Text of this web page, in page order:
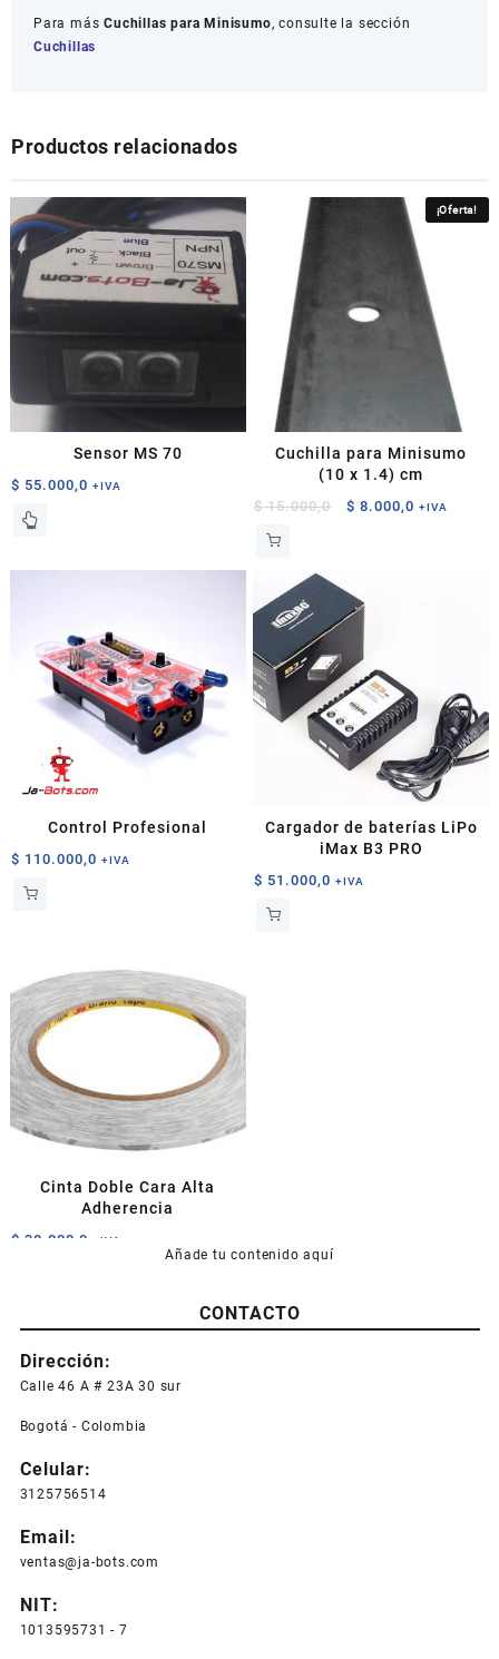
Para másCuchillas para Minisumo, consulte la sección
Cuchillas
Productos relacionados
Sensor MS 70
$ 55.000,0 +IVA
¡Oferta!
Cuchilla para Minisumo
(10 x 1.4) cm
$15.000,0
El
$ 15.000,0.
$ 8.000,0 El
+IVA
Control Profesional
$ 110.000,0 +IVA
Cargador de baterías LiPo
iMax B3 PRO
$ 51.000,0 +IVA
Cinta Doble Cara Alta
Adherencia
$ 30.000,0 +IVA
Añade tu contenido aquí
CONTACTO
Dirección:
Calle 46 A # 23A 30 sur
Bogotá - Colombia
Celular:
3125756514
Email:
ventas@ja-bots.com
NIT:
1013595731 - 7